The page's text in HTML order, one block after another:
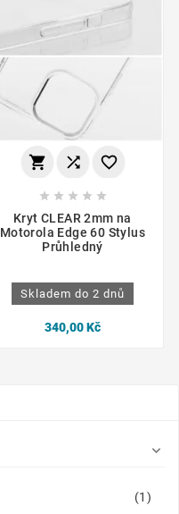
  
    
Kryt CLEAR 2mm na
Motorola Edge 60 Stylus
Průhledný
Skladem do 2 dnů
340,00 Kč

(1)